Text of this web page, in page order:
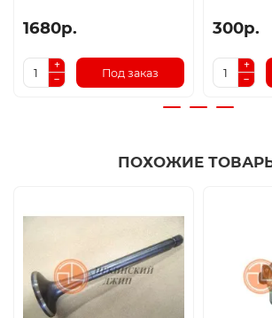
1680р.
Под заказ
300р.
ПОХОЖИЕ